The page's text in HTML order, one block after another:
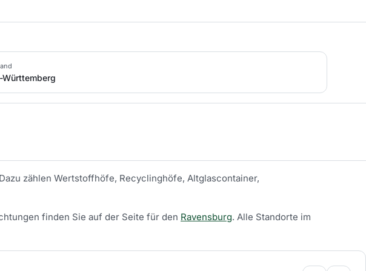
Württemberg
zählen Wertstoffhöfe, Recyclinghöfe, Altglascontainer,
finden Sie auf der Seite für den Ravensburg. Alle Standorte im